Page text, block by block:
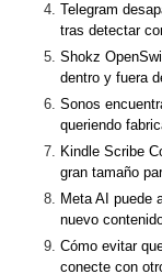
Telegram
tras detectar
Shokz
dentro y fuera
Sonos
queriendo
Kindle Scribe
gran tamaño
Meta AI puede
nuevo
Cómo evitar
conecte con